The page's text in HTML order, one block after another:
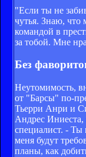
"Если ты не
чутья. Знаю, что
командой в
за тобой. Мне
Без
Неутомимость,
от "Барсы" по-
Тьерри Анри и
Андрес Иниеста,
специалист. - Ты
меня будут
планы, как